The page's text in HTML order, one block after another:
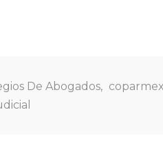
De Abogados,